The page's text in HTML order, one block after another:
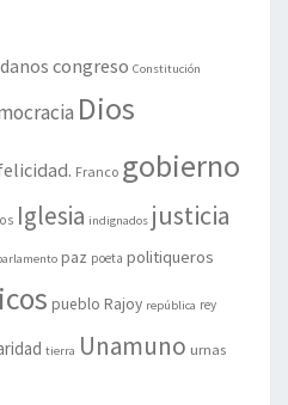
congreso Constitución
Dios
Franco gobierno
Iglesia indignados justicia
paz poeta politiqueros
pueblo Rajoy república rey
tierra Unamuno urnas